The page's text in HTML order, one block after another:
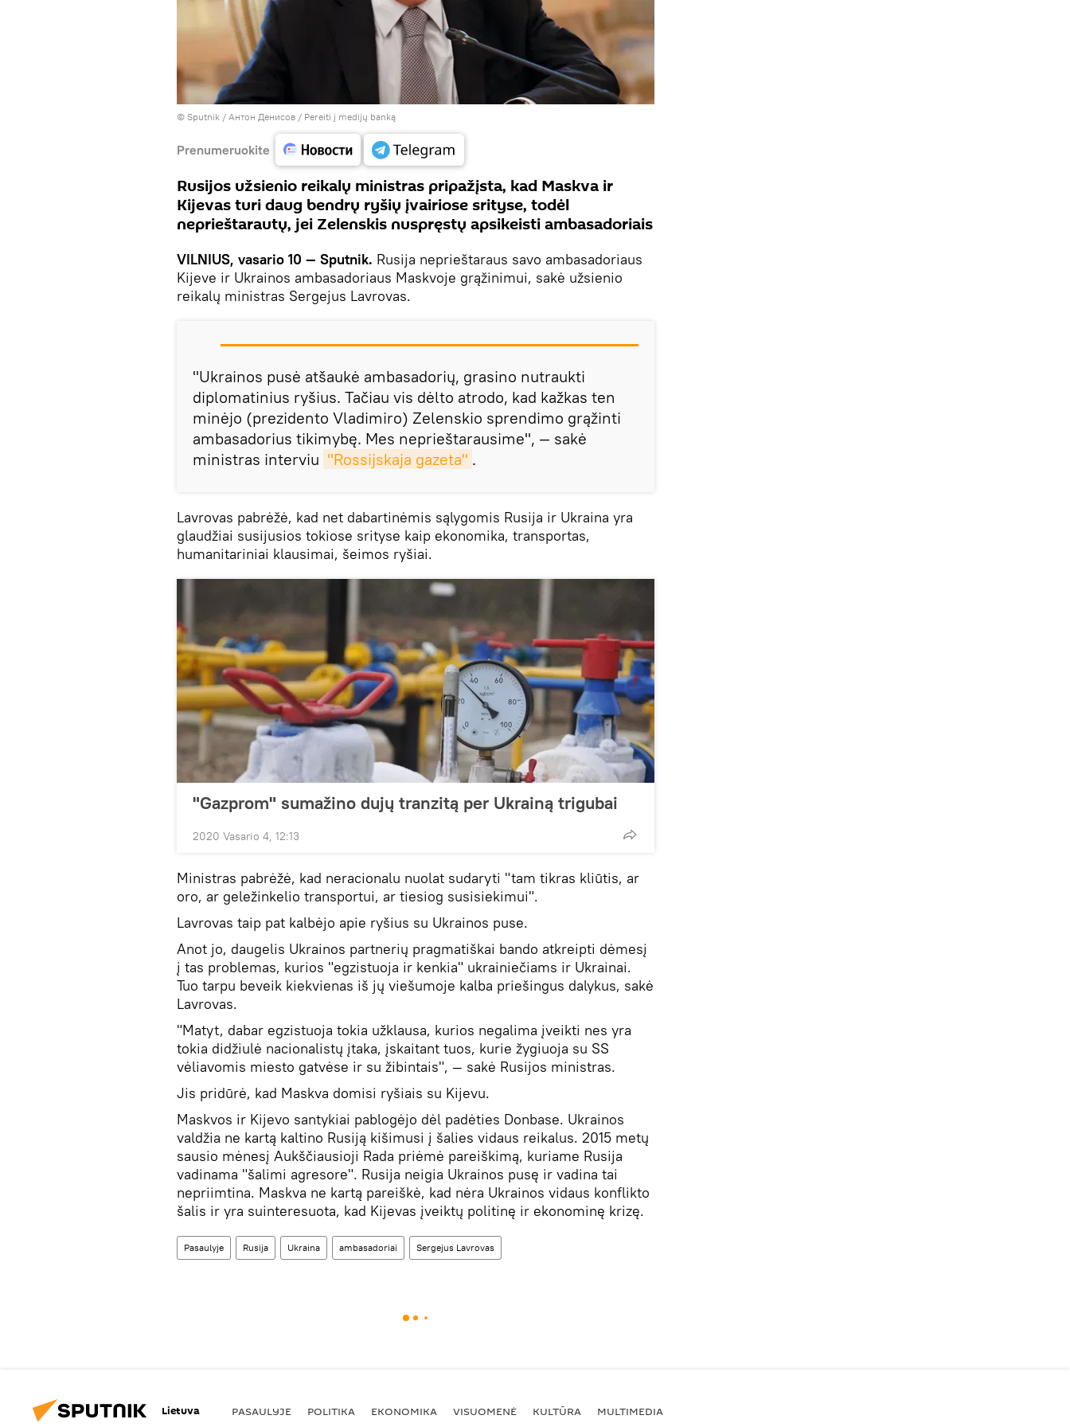
© Sputnik / Антон Денисов / Pereiti į medijų banką
Prenumeruokite
Rusijos užsienio reikalų ministras pripažįsta, kad Maskva ir
Kijevas turi daug bendrų ryšių įvairiose srityse, todėl
neprieštarautų, jei Zelenskis nuspręstų apsikeisti ambasadoriais
VILNIUS, vasario 10 — Sputnik. Rusija neprieštaraus savo ambasadoriaus
Kijeve ir Ukrainos ambasadoriaus Maskvoje grąžinimui, sakė užsienio
reikalų ministras Sergejus Lavrovas.
"Ukrainos pusė atšaukė ambasadorių, grasino nutraukti
diplomatinius ryšius. Tačiau vis dėlto atrodo, kad kažkas ten
minėjo (prezidento Vladimiro) Zelenskio sprendimo grąžinti
ambasadorius tikimybę. Mes neprieštarausime", — sakė
ministras interviu "Rossijskaja gazeta" .
Lavrovas pabrėžė, kad net dabartinėmis sąlygomis Rusija ir Ukraina yra
glaudžiai susijusios tokiose srityse kaip ekonomika, transportas,
humanitariniai klausimai, šeimos ryšiai.
"Gazprom" sumažino dujų tranzitą per Ukrainą trigubai
2020 Vasario 4, 12:13
Ministras pabrėžė, kad neracionalu nuolat sudaryti "tam tikras kliūtis, ar
oro, ar geležinkelio transportui, ar tiesiog susisiekimui".
Lavrovas taip pat kalbėjo apie ryšius su Ukrainos puse.
Anot jo, daugelis Ukrainos partnerių pragmatiškai bando atkreipti dėmesį
į tas problemas, kurios "egzistuoja ir kenkia" ukrainiečiams ir Ukrainai.
Tuo tarpu beveik kiekvienas iš jų viešumoje kalba priešingus dalykus, sakė
Lavrovas.
"Matyt, dabar egzistuoja tokia užklausa, kurios negalima įveikti nes yra
tokia didžiulė nacionalistų įtaka, įskaitant tuos, kurie žygiuoja su SS
vėliavomis miesto gatvėse ir su žibintais", — sakė Rusijos ministras.
Jis pridūrė, kad Maskva domisi ryšiais su Kijevu.
Maskvos ir Kijevo santykiai pablogėjo dėl padėties Donbase. Ukrainos
valdžia ne kartą kaltino Rusiją kišimusi į šalies vidaus reikalus. 2015 metų
sausio mėnesį Aukščiausioji Rada priėmė pareiškimą, kuriame Rusija
vadinama "šalimi agresore". Rusija neigia Ukrainos pusę ir vadina tai
nepriimtina. Maskva ne kartą pareiškė, kad nėra Ukrainos vidaus konflikto
šalis ir yra suinteresuota, kad Kijevas įveiktų politinę ir ekonominę krizę.
Pasaulyje Rusija Ukraina ambasadoriai Sergejus Lavrovas
Lietuva PASAULYJE POLITIKA EKONOMIKA VISUOMENĖ KULTŪRA MULTIMEDIA